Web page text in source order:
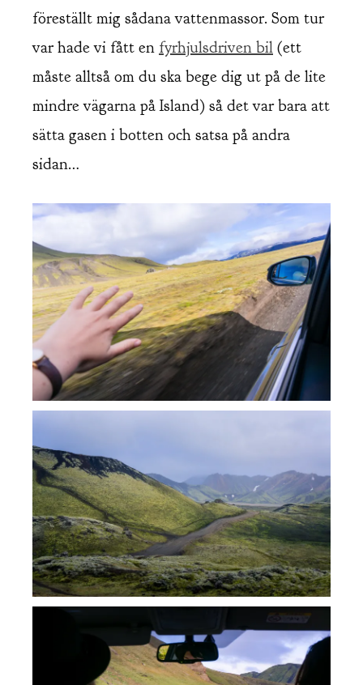
föreställt mig sådana vattenmassor. Som tur
var hade vi fått en fyrhjulsdriven bil (ett
måste alltså om du ska bege dig ut på de lite
mindre vägarna på Island) så det var bara att
sätta gasen i botten och satsa på andra
sidan…